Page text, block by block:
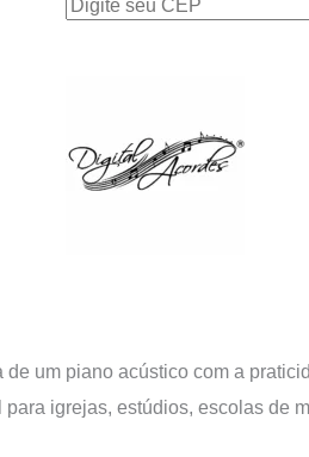
um piano acústico com a
para igrejas, estúdios, escolas de